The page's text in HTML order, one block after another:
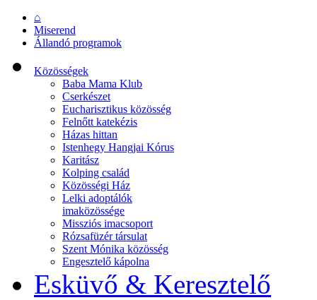
⌂
Miserend
Állandó programok
Közösségek
Baba Mama Klub
Cserkészet
Eucharisztikus közösség
Felnőtt katekézis
Házas hittan
Istenhegy Hangjai Kórus
Karitász
Kolping család
Közösségi Ház
Lelki adoptálók
imaközössége
Missziós imacsoport
Rózsafüzér társulat
Szent Mónika közösség
Engesztelő kápolna
Esküvő & Keresztelő